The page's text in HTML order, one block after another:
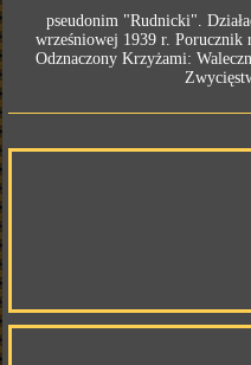
pseudonim "Rudnicki".
wrześniowej 1939 r.
Odznaczony Krzyżami: